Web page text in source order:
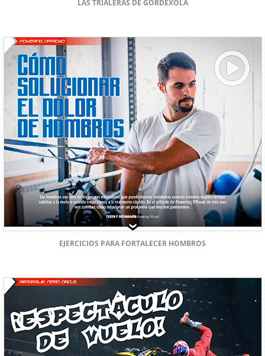
LAS TRIALERAS DE GORDEXOLA
EJERCICIOS PARA FORTALECER HOMBROS